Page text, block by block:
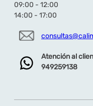
09:00 - 12:00
14:00 - 17:00
Atención al
949259138